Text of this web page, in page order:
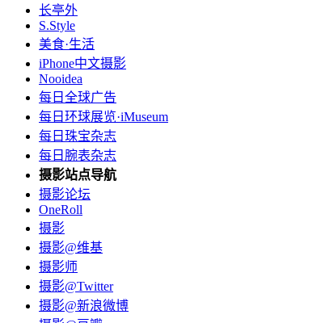
长亭外
S.Style
美食·生活
iPhone中文摄影
Nooidea
每日全球广告
每日环球展览·iMuseum
每日珠宝杂志
每日腕表杂志
摄影站点导航
摄影论坛
OneRoll
摄影
摄影@维基
摄影师
摄影@Twitter
摄影@新浪微博